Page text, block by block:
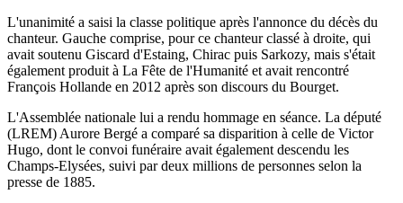
L'unanimité a saisi la classe politique après l'annonce du décès du
chanteur. Gauche comprise, pour ce chanteur classé à droite, qui
avait soutenu Giscard d'Estaing, Chirac puis Sarkozy, mais s'était
également produit à La Fête de l'Humanité et avait rencontré
François Hollande en 2012 après son discours du Bourget.
L'Assemblée nationale lui a rendu hommage en séance. La député
(LREM) Aurore Bergé a comparé sa disparition à celle de Victor
Hugo, dont le convoi funéraire avait également descendu les
Champs-Elysées, suivi par deux millions de personnes selon la
presse de 1885.